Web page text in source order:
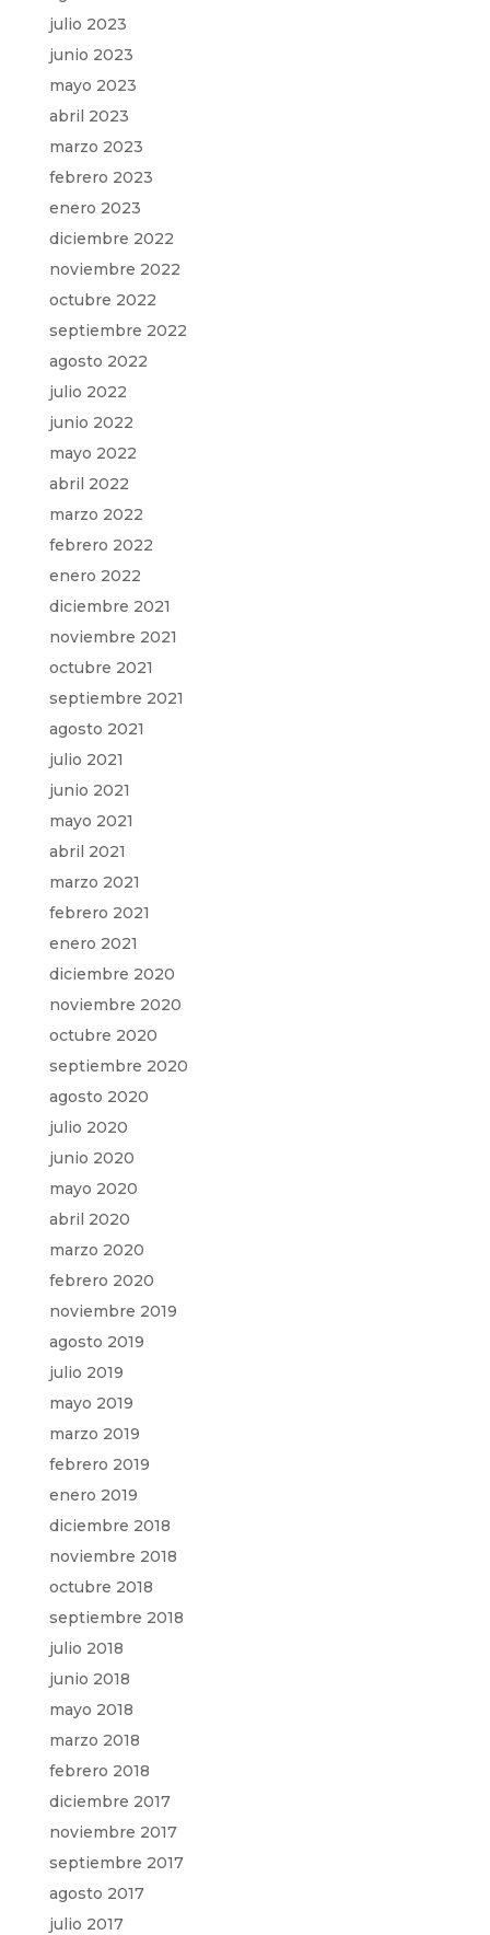
julio 2023
junio 2023
mayo 2023
abril 2023
marzo 2023
febrero 2023
enero 2023
diciembre 2022
noviembre 2022
octubre 2022
septiembre 2022
agosto 2022
julio 2022
junio 2022
mayo 2022
abril 2022
marzo 2022
febrero 2022
enero 2022
diciembre 2021
noviembre 2021
octubre 2021
septiembre 2021
agosto 2021
julio 2021
junio 2021
mayo 2021
abril 2021
marzo 2021
febrero 2021
enero 2021
diciembre 2020
noviembre 2020
octubre 2020
septiembre 2020
agosto 2020
julio 2020
junio 2020
mayo 2020
abril 2020
marzo 2020
febrero 2020
noviembre 2019
agosto 2019
julio 2019
mayo 2019
marzo 2019
febrero 2019
enero 2019
diciembre 2018
noviembre 2018
octubre 2018
septiembre 2018
julio 2018
junio 2018
mayo 2018
marzo 2018
febrero 2018
diciembre 2017
noviembre 2017
septiembre 2017
agosto 2017
julio 2017